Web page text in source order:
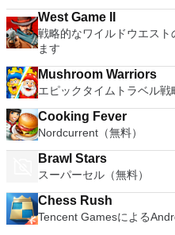
West Game II
戦略的なワイルドウエス
ます
Mushroom Warriors
エピックタイムトラベル
Cooking Fever
Nordcurrent（無料）
Brawl Stars
スーパーセル（無料）
Chess Rush
Tencent Gamesによる